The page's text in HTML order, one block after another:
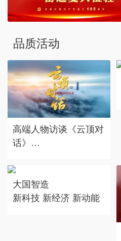
品质活动
高端人物访谈《云顶对
话》
考丰度
大国智造
新科技 新经济 新动能